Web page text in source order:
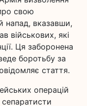
свою
напад, вказавши,
військових, які
Ця заборонена
боротьбу за
стаття.
операцій